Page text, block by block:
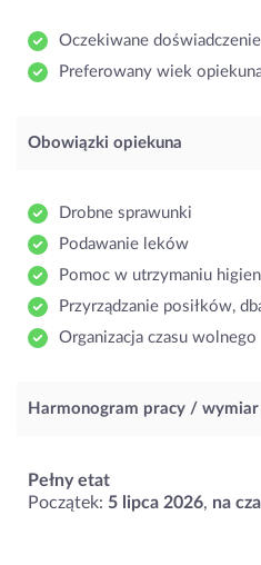
Oczekiwane
Preferowany wiek
Obowiązki opiekuna
Drobne sprawunki
Podawanie leków
Pomoc w utrzymaniu
Przyrządzanie posiłków,
Organizacja czasu wolnego
Harmonogram pracy / wymiar
Pełny etat
Początek: 5 lipca 2026, na